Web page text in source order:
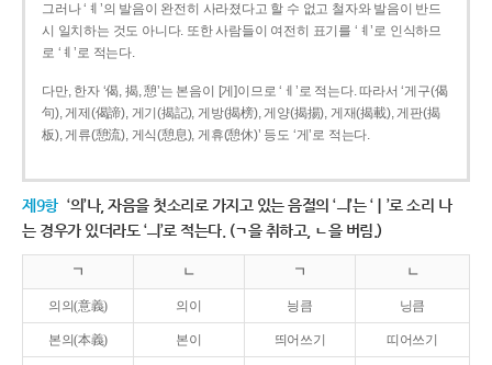
그러나 ‘ㅖ’의 발음이 완전히 사라졌다고 할 수 없고 철자와 발음이 반드
시 일치하는 것도 아니다. 또한 사람들이 여전히 표기를 ‘ㅖ’로 인식하므
로 ‘ㅖ’로 적는다.
다만, 한자 ‘偈, 揭, 憩’는 본음이 [게]이므로 ‘ㅔ’로 적는다. 따라서 ‘게구(偈
句), 게제(偈諦), 게기(揭記), 게방(揭榜), 게양(揭揚), 게재(揭載), 게판(揭
板), 게류(憩流), 게식(憩息), 게휴(憩休)’ 등도 ‘게’로 적는다.
제9항 ‘의’나, 자음을 첫소리로 가지고 있는 음절의 ‘ㅢ’는 ‘ㅣ’로 소리 나
는 경우가 있더라도 ‘ㅢ’로 적는다. (ㄱ을 취하고, ㄴ을 버림.)
ㄱ ㄴ ㄱ ㄴ
의의(意義) 의이 닁큼 닝큼
본의(本義) 본이 띄어쓰기 띠어쓰기